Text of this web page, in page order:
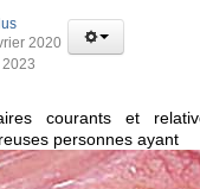
2020
courants et
personnes ayant